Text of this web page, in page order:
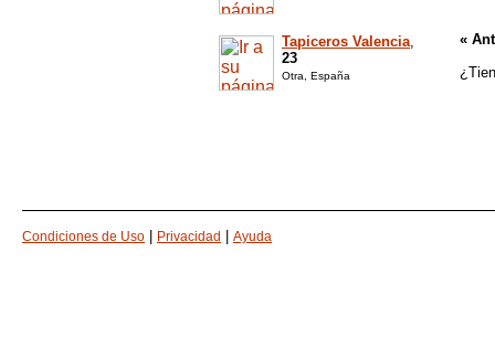
Tapiceros Valencia,
23
Otra, España
«
Condiciones de Uso Privacidad Ayuda